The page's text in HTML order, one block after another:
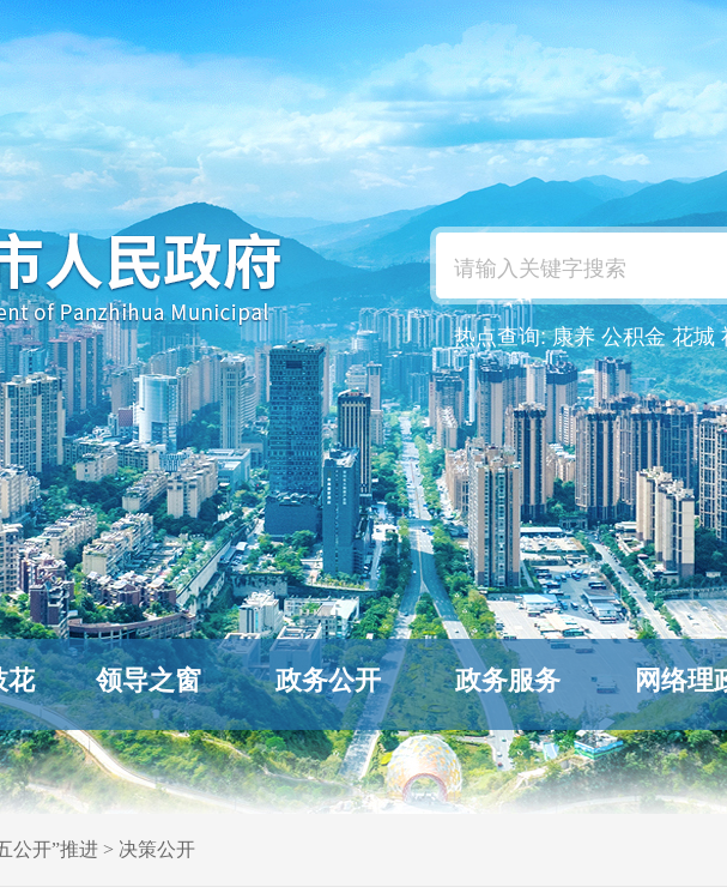
热点查询:康养 公积金 花城
花 领导之窗 政务公开 政务服务 网络理
公开”推进> 决策公开